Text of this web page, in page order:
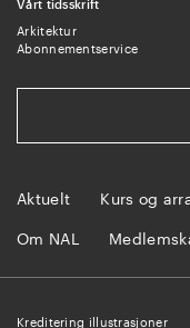
Vårt tidsskrift
Arkitektur
Abonnementservice
Aktuelt Kurs og
Om NAL
Kreditering illustrasjoner